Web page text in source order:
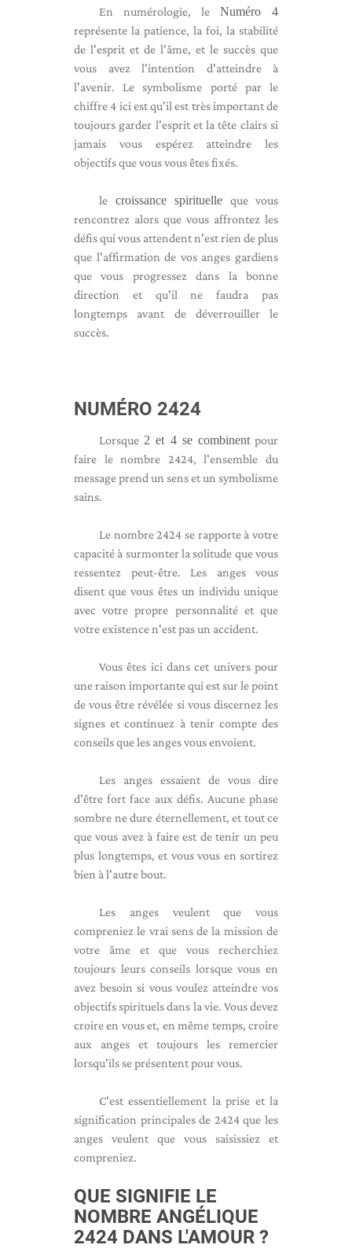
En numérologie, le Numéro 4
représente la patience, la foi, la stabilité
de l'esprit et de l'âme, et le succès que
vous avez l'intention d'atteindre à
l'avenir. Le symbolisme porté par le
chiffre 4 ici est qu'il est très important de
toujours garder l'esprit et la tête clairs si
jamais vous espérez atteindre les
objectifs que vous vous êtes fixés.
le croissance spirituelle que vous
rencontrez alors que vous affrontez les
défis qui vous attendent n'est rien de plus
que l'affirmation de vos anges gardiens
que vous progressez dans la bonne
direction et qu'il ne faudra pas
longtemps avant de déverrouiller le
succès.
NUMÉRO 2424
Lorsque 2 et 4 se combinentpour
faire le nombre 2424, l'ensemble du
message prend un sens et un symbolisme
sains.
Le nombre 2424 se rapporte à votre
capacité à surmonter la solitude que vous
ressentez peut-être. Les anges vous
disent que vous êtes un individu unique
avec votre propre personnalité et que
votre existence n'est pas un accident.
Vous êtes ici dans cet univers pour
une raison importante qui est sur le point
de vous être révélée si vous discernez les
signes et continuez à tenir compte des
conseils que les anges vous envoient.
Les anges essaient de vous dire
d'être fort face aux défis. Aucune phase
sombre ne dure éternellement, et tout ce
que vous avez à faire est de tenir un peu
plus longtemps, et vous vous en sortirez
bien à l'autre bout.
Les anges veulent que vous
compreniez le vrai sens de la mission de
votre âme et que vous recherchiez
toujours leurs conseils lorsque vous en
avez besoin si vous voulez atteindre vos
objectifs spirituels dans la vie. Vous devez
croire en vous et, en même temps, croire
aux anges et toujours les remercier
lorsqu'ils se présentent pour vous.
C'est essentiellement la prise et la
signification principales de 2424 que les
anges veulent que vous saisissiez et
compreniez.
QUE SIGNIFIE LE
NOMBRE ANGÉLIQUE
2424 DANS L'AMOUR ?